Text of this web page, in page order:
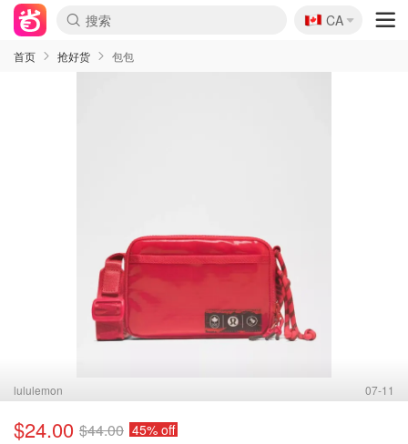
🇨🇦
CA
首页 抢好货 包包
lululemon 07-11
$24.00 $44.00 45% off